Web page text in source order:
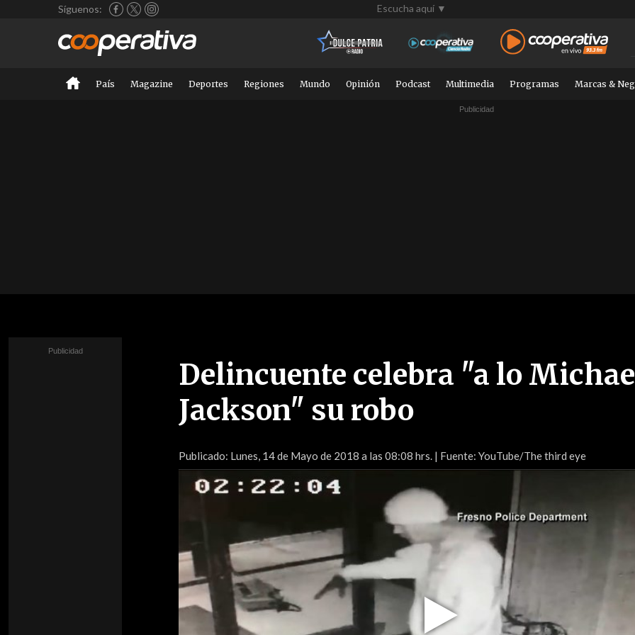
Síguenos: Escucha aquí ▼
País Magazine Deportes Regiones Mundo Opinión Podcast Multimedia Programas Marcas &
Delincuente celebra "a lo
Jackson" su robo
Publicado: Lunes, 14 de Mayo de 2018 a las 08:08 hrs. | Fuente: YouTube/The third eye
Video